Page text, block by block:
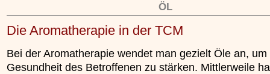
ÖL
Die Aromatherapie in der TCM
Bei der Aromatherapie wendet man gezielt Öle an, um
Gesundheit des Betroffenen zu stärken. Mittlerweile